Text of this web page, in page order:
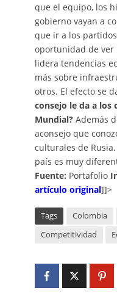
que el equipo, los
gobierno vayan a
que ir a los
oportunidad de ver
lidera tendencias
más sobre
otros. El efecto se
consejo le da a los
Mundial? Además
aconsejo que
culturales de
país es muy
Fuente: Portafolio
artículo original]]>
Tags Colombia
Competitividad